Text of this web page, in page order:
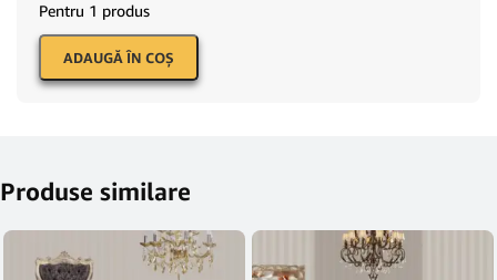
Pentru 1 produs
ADAUGĂ ÎN COŞ
Produse similare